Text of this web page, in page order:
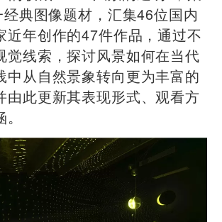
经典图像题材，汇集46位国内
近年创作的47件作品，通过不
觉线索，探讨风景如何在当代
中从自然景象转向更为丰富的
由此更新其表现形式、观看方